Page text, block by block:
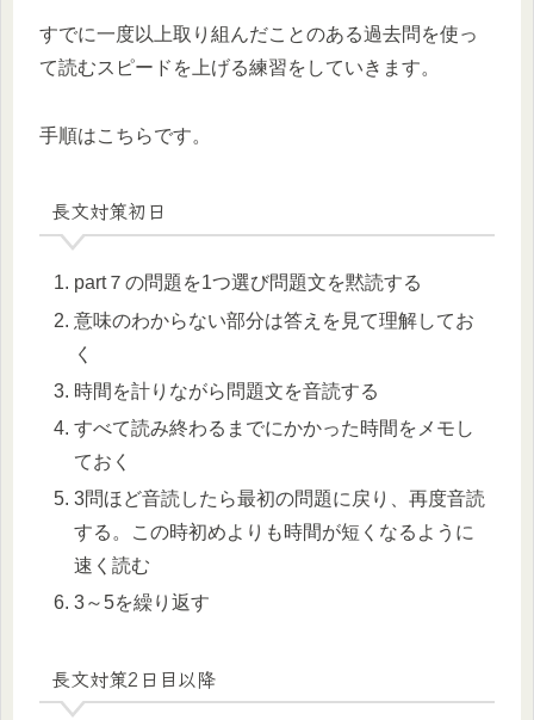
すでに一度以上取り組んだことのある過去問を使っ
て読むスピードを上げる練習をしていきます。
手順はこちらです。
長文対策初日
part７の問題を1つ選び問題文を黙読する
意味のわからない部分は答えを見て理解してお
く
時間を計りながら問題文を音読する
すべて読み終わるまでにかかった時間をメモし
ておく
3問ほど音読したら最初の問題に戻り、再度音読
する。この時初めよりも時間が短くなるように
速く読む
3～5を繰り返す
長文対策2日目以降